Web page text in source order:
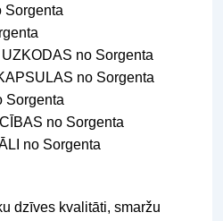
Sorgenta
no Sorgenta
no Sorgenta
Sorgenta
no Sorgenta
no Sorgenta
dzīves kvalitāti, smaržu